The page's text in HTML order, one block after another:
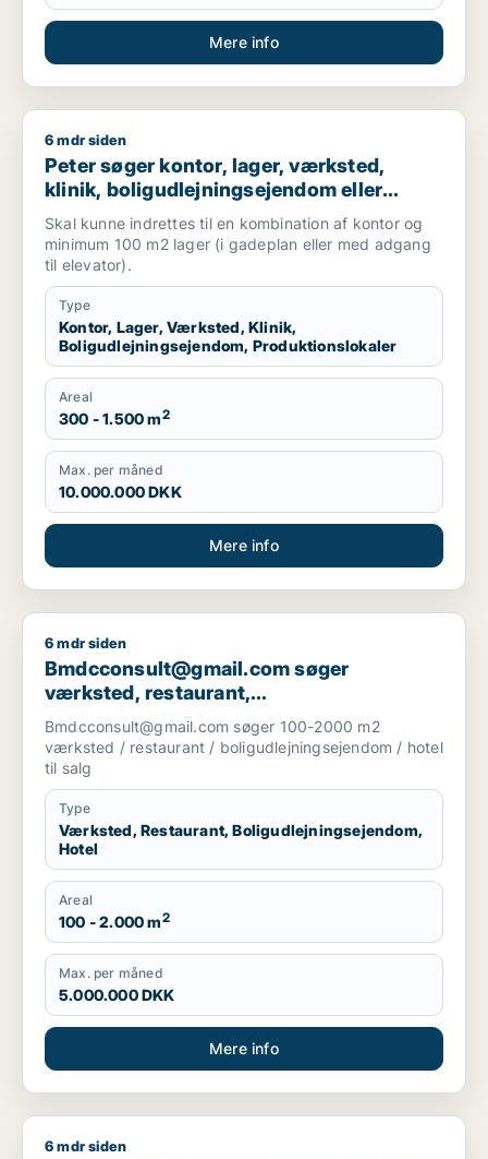
Mere info
Peter søger kontor, lager, værksted, klinik,
6 mdr siden
Peter søger kontor, lager, værksted,
klinik, boligudlejningsejendom eller
produktionslokaler til salg i
Frederiksberg, Østerbro eller Nordhavn
m.fl.
Skal kunne indrettes til en kombination af kontor og
minimum 100 m2 lager (i gadeplan eller med adgang
til elevator).
Type
Kontor, Lager, Værksted, Klinik,
Boligudlejningsejendom, Produktionslokaler
Areal
300 - 1.500 m2
Max. per måned
10.000.000 DKK
Mere info
Bmdcconsult@gmail.com søger værksted, restaurant,
6 mdr siden
Bmdcconsult@gmail.com søger
værksted, restaurant,
boligudlejningsejendom eller hotel til salg
i Storkøbenhavn
Bmdcconsult@gmail.com søger 100-2000 m2
værksted / restaurant / boligudlejningsejendom / hotel
til salg
Type
Værksted, Restaurant, Boligudlejningsejendom,
Hotel
Areal
100 - 2.000 m2
Max. per måned
5.000.000 DKK
Mere info
Emil søger kontor, lager, værksted, butik, klinik,
6 mdr siden